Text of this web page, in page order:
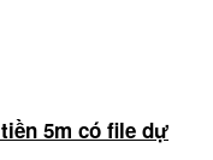
5m có file dự